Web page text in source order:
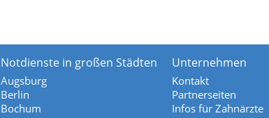
Notdienste in großen Städten
Augsburg
Berlin
Bochum
Unternehmen
Kontakt
Partnerseiten
Infos für Zahnärzte